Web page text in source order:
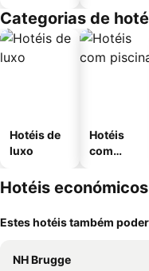
Categorias de
Hotéis de
luxo
Hotéis
com
Hotéis
Estes hotéis também
NH Brugge